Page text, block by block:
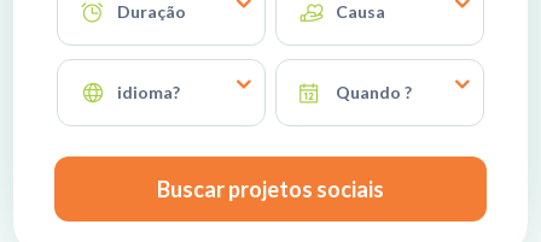
Duração Causa
idioma? Quando ?
Buscar projetos sociais